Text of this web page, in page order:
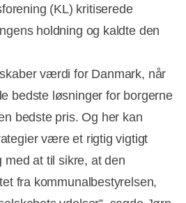
(KL) kritiserede
holdning og kaldte den
værdi for Danmark, når
bedste løsninger for borgerne
bedste pris. Og her kan
være et rigtig vigtigt
at til sikre, at den
fra kommunalbestyrelsen,